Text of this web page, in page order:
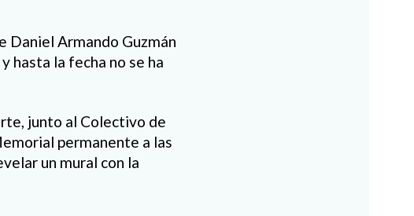
Daniel Armando Guzmán
hasta la fecha no se ha
junto al Colectivo de
permanente a las
un mural con la